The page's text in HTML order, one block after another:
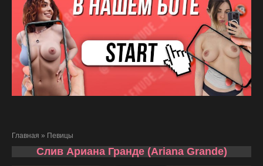
Главная » Певицы
Слив Ариана Гранде (Ariana Grande)